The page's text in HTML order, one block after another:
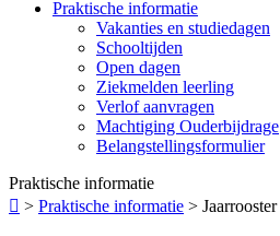
Praktische informatie
Vakanties en studiedagen
Schooltijden
Open dagen
Ziekmelden leerling
Verlof aanvragen
Machtiging Ouderbijdrage
Belangstellingsformulier
Praktische informatie
 > Praktische informatie > Jaarrooster